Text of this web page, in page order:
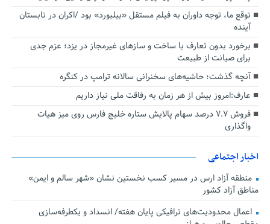
توقع ما، توجه داوران به فیلم مستقل «بیلبورد» بود /اکران در تابستان
آینده
برخورد بدون تعارف با ساخت‌ و سازهای غیرمجاز در یزد؛ عزم جدی
برای صیانت از طبیعت
آنچه گذشت؛ حاشیه‌های سخنرانی سالانه ترامپ در کنگره
عارف:امروز بیش از هر زمان به رفاقت ملی نیاز داریم
فروش ۷.۷ درصد سهام پالایش ستاره خلیج فارس روی میز هیات
واگذاری
اخبار اجتماعی
منطقه آزاد ارس در مسیر کسب نخستین نشان «شهر سالم و ایمن»
مناطق آزاد کشور
اعمال محدودیت‌های ترافیکی پایان هفته/ انسداد و یکطرفه‌سازی